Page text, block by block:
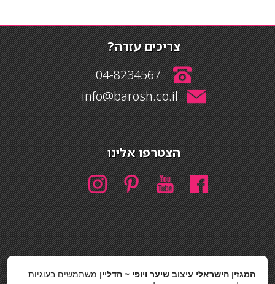
צריכים עזרה?
04-8234567
info@barosh.co.il
הצטרפו אלינו
חיפוש
חיפושהמגזין הישראלי עיצוב שיער ויופי ~ הדליין משתמשים בעוגיות